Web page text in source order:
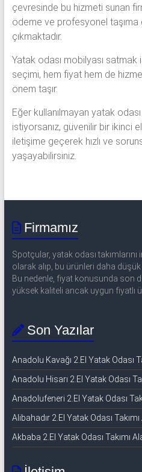
çevresinde bu hizmeti sunan
ödeme ve profesyonel taşıma
çıkmaktadır.
Yatak odası mobilyası
seçimi, hem fiyat hem de
önem taşır.
Eğer kullanılmayan yatak odası
istiyorsanız, güvenilir bir ikinci
iletişime geçerek hızlı ve
yaşayabilirsiniz.
Firmamız
Spotçular, yatak odası
olarak alıp, bu ürünleri daha
Bu nedenle, fiyat konusunda son
yüksek kaliteli ancak uygun fiyatlı
Son Yazılar
Anadolu Kavağı 2.El Yatak Odası
Anadolu Hisarı 2.El Yatak Odası
Anadolufeneri 2.El Yatak Odası
Alibahadır 2.El Yatak Odası
Akbaba 2.El Yatak Odası Takımı